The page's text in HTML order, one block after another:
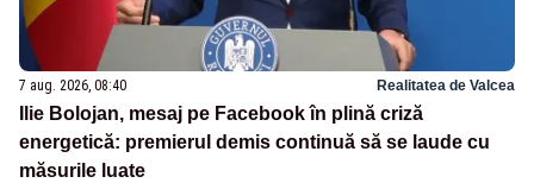
7 aug. 2026, 08:40 Realitatea de Valcea
Ilie Bolojan, mesaj pe Facebook în plină criză
energetică: premierul demis continuă să se laude cu
măsurile luate